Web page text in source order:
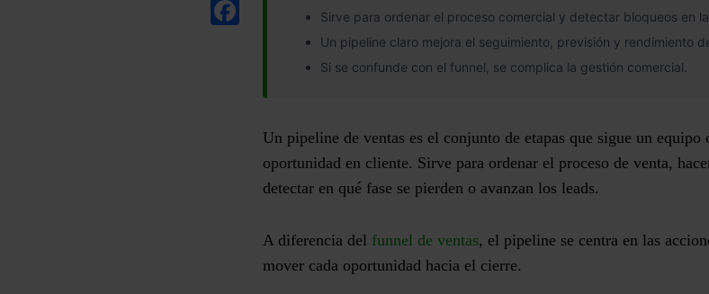
Sirve para ordenar el proceso comercial y detectar bloqueos en la
Un pipeline claro mejora el seguimiento, previsión y rendimiento
Si se confunde con el funnel, se complica la gestión comercial.
Un pipeline de ventas es el conjunto de etapas que sigue un
oportunidad en cliente. Sirve para ordenar el proceso de venta,
detectar en qué fase se pierden o avanzan los leads.
A diferencia del funnel de ventas, el pipeline se centra en las
mover cada oportunidad hacia el cierre.